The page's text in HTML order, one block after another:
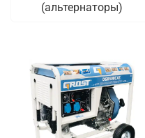
(альтернаторы)